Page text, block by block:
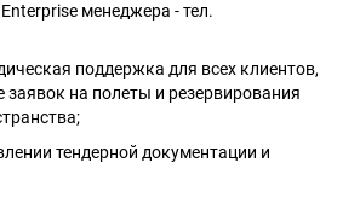
менеджера - тел.
поддержка для всех клиентов,
на полеты и резервирования
тендерной документации и